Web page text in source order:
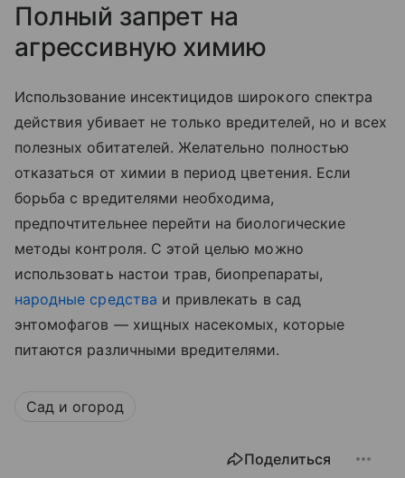
Полный запрет на
агрессивную химию
Использование инсектицидов широкого спектра
действия убивает не только вредителей, но и всех
полезных обитателей. Желательно полностью
отказаться от химии в период цветения. Если
борьба с вредителями необходима,
предпочтительнее перейти на биологические
методы контроля. С этой целью можно
использовать настои трав, биопрепараты,
народные средства и привлекать в сад
энтомофагов — хищных насекомых, которые
питаются различными вредителями.
Сад и огород
Поделиться